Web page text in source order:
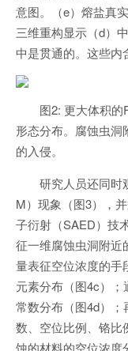
意图。（e）熔盐真
三维重构显示（d）
中是贯通的。这些内
图2: 更大体积
形态分布。腐蚀虫洞
的入侵。
研究人员还同时
M）现象（图3），
子衍射（SAED）技
征一维腐蚀虫洞附近
量表征空位浓度的手
元素分布（图4c）
常数分布（图4d）
数、空位比例、铬比
蚀的材料的空位浓度